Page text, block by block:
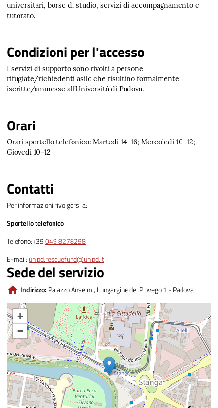
universitari, borse di studio, servizi di accompagnamento e
tutorato.
Condizioni per l'accesso
I servizi di supporto sono rivolti a persone
rifugiate/richiedenti asilo che risultino formalmente
iscritte/ammesse all’Università di Padova.
Orari
Orari sportello telefonico: Martedì 14–16; Mercoledì 10–12;
Giovedì 10–12
Contatti
Per informazioni rivolgersi a:
Sportello telefonico
Telefono:+39049 8278298
E-mail: unipd.rescuefund@unipd.it
Sede del servizio
Indirizzo: Palazzo Anselmi, Lungargine del Piovego 1 - Padova
+
−